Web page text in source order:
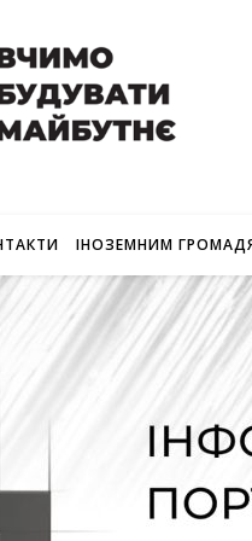
ІНОЗЕМНИМ